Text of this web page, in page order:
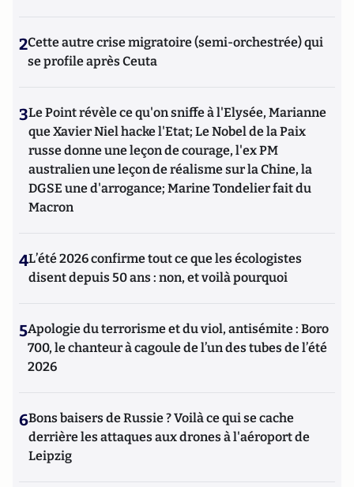
2Cette autre crise migratoire (semi-orchestrée) qui
se profile après Ceuta
3Le Point révèle ce qu'on sniffe à l'Elysée, Marianne
que Xavier Niel hacke l'Etat; Le Nobel de la Paix
russe donne une leçon de courage, l'ex PM
australien une leçon de réalisme sur la Chine, la
DGSE une d'arrogance; Marine Tondelier fait du
Macron
4L’été 2026 confirme tout ce que les écologistes
disent depuis 50 ans : non, et voilà pourquoi
5Apologie du terrorisme et du viol, antisémite : Boro
700, le chanteur à cagoule de l’un des tubes de l’été
2026
6Bons baisers de Russie ? Voilà ce qui se cache
derrière les attaques aux drones à l'aéroport de
Leipzig